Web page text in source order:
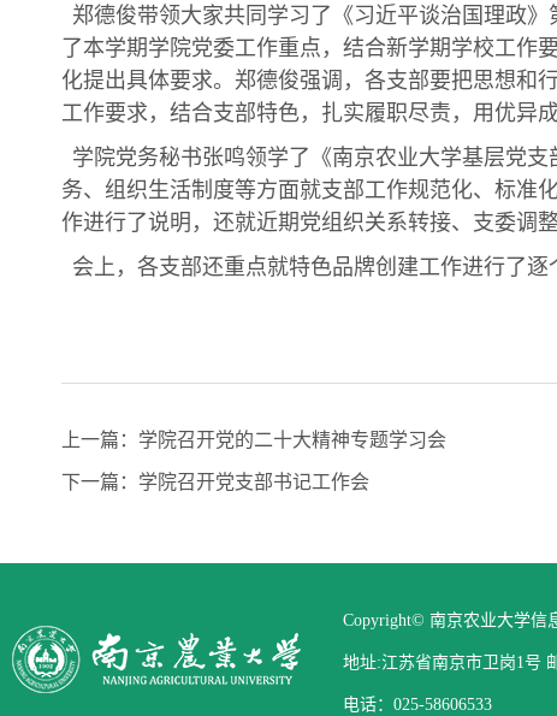
郑德俊带领大家共同学习了《习近平谈治国理政
了本学期学院党委工作重点，结合新学期学校工
化提出具体要求。郑德俊强调，各支部要把思想和
工作要求，结合支部特色，扎实履职尽责，用优异
学院党务秘书张鸣领学了《南京农业大学基层党
务、组织生活制度等方面就支部工作规范化、标准
作进行了说明，还就近期党组织关系转接、支委调
会上，各支部还重点就特色品牌创建工作进行了逐
上一篇： 学院召开党的二十大精神专题学习会
下一篇： 学院召开党支部书记工作会
Copyright© 南京农业大学信
地址:江苏省南京市卫岗1号
电话：025-58606533